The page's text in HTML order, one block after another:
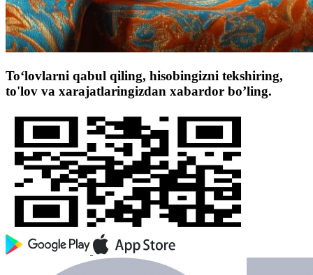
To‘lovlarni qabul qiling, hisobingizni tekshiring,
to'lov va xarajatlaringizdan xabardor bo’ling.